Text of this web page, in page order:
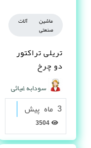
ماشین آلات
صنعتی
تریلی تراکتور
دو چرخ
سودابه غیاثی
3 ماه پیش